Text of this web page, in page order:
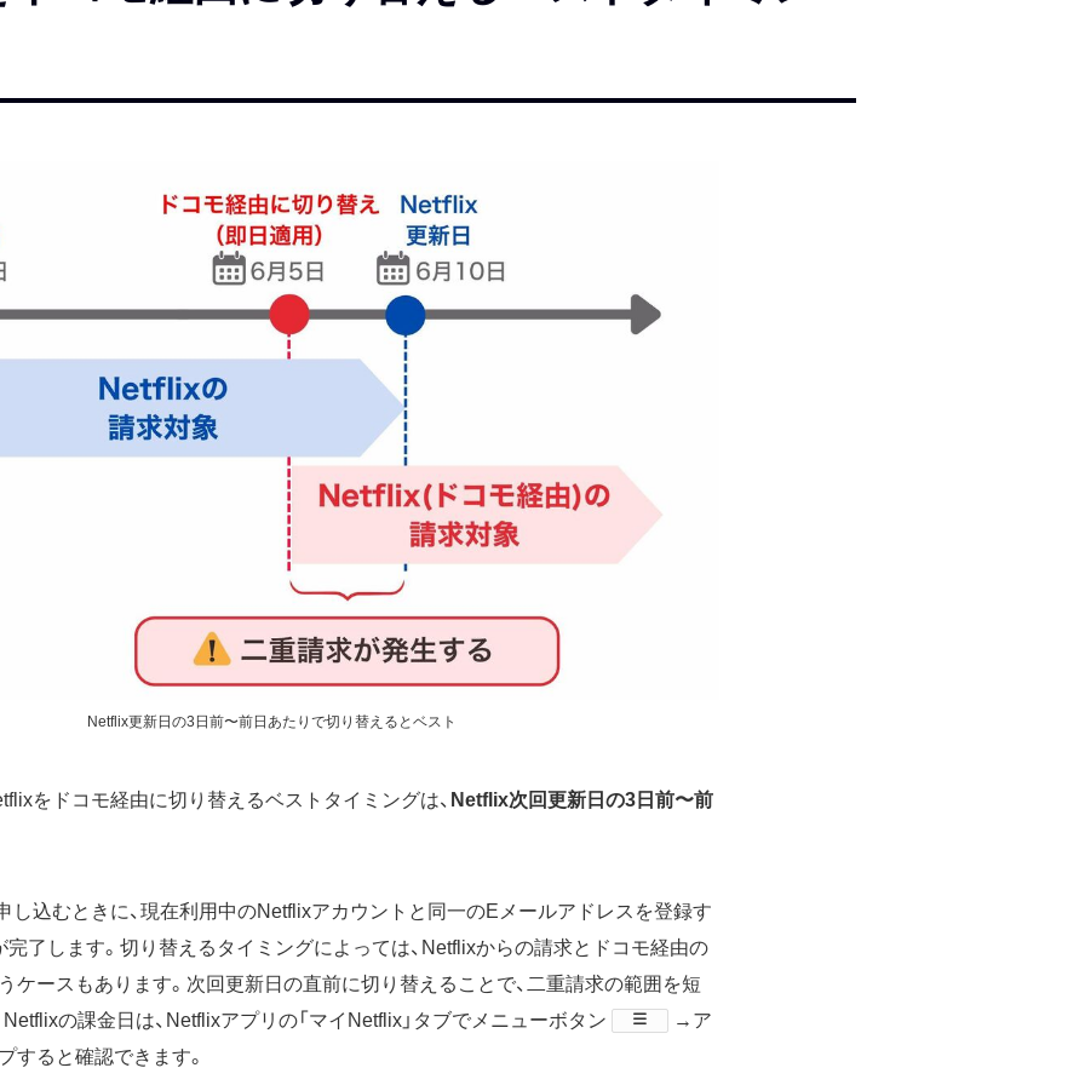
Netflix更新日の3日前〜前日あたりで切り替えるとベスト
をドコモ経由に切り替えるベストタイミングは、 Netflix次回更新日の3日前〜前
し込むときに、現在利用中のNetflixアカウントと同一のEメールアドレスを登録す
完了します。切り替えるタイミングによっては、Netflixからの請求とドコモ経由の
ケースもあります。次回更新日の直前に切り替えることで、二重請求の範囲を短
Netflixの課金日は、Netflixアプリの「マイNetflix」タブでメニューボタン
→ア
すると確認できます。